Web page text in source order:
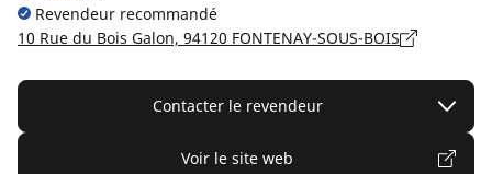
Revendeur recommandé
10 Rue du Bois Galon, 94120 FONTENAY-SOUS-BOIS
Contacter le revendeur
Voir le site web